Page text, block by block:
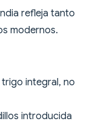
refleja tanto
modernos.
integral, no
introducida